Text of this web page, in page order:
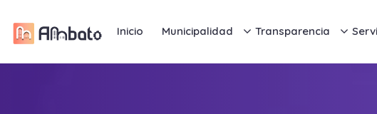
Inicio Municipalidad Transparencia